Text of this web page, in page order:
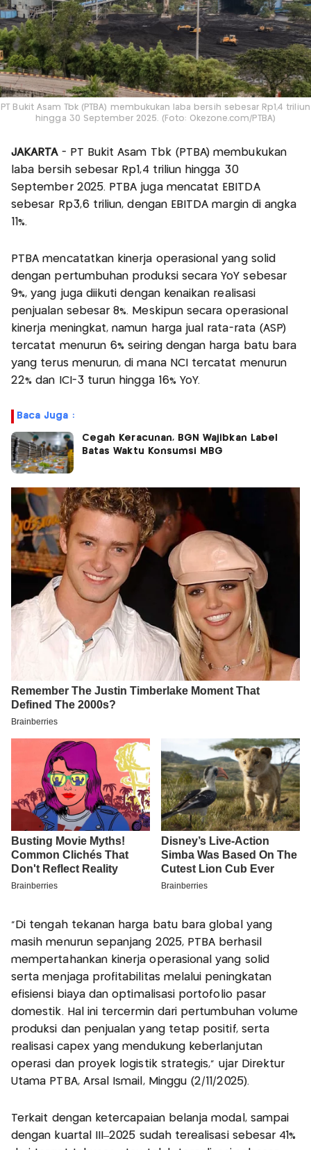
PT Bukit Asam Tbk (PTBA) membukukan laba bersih sebesar Rp1,4 triliun
hingga 30 September 2025. (Foto: Okezone.com/PTBA)
JAKARTA - PT Bukit Asam Tbk (PTBA) membukukan
laba bersih sebesar Rp1,4 triliun hingga 30
September 2025. PTBA juga mencatat EBITDA
sebesar Rp3,6 triliun, dengan EBITDA margin di angka
11%.
PTBA mencatatkan kinerja operasional yang solid
dengan pertumbuhan produksi secara YoY sebesar
9%, yang juga diikuti dengan kenaikan realisasi
penjualan sebesar 8%. Meskipun secara operasional
kinerja meningkat, namun harga jual rata-rata (ASP)
tercatat menurun 6% seiring dengan harga batu bara
yang terus menurun, di mana NCI tercatat menurun
22% dan ICI-3 turun hingga 16% YoY.
Baca Juga :
Cegah Keracunan, BGN Wajibkan Label
Batas Waktu Konsumsi MBG
“Di tengah tekanan harga batu bara global yang
masih menurun sepanjang 2025, PTBA berhasil
mempertahankan kinerja operasional yang solid
serta menjaga profitabilitas melalui peningkatan
efisiensi biaya dan optimalisasi portofolio pasar
domestik. Hal ini tercermin dari pertumbuhan volume
produksi dan penjualan yang tetap positif, serta
realisasi capex yang mendukung keberlanjutan
operasi dan proyek logistik strategis,” ujar Direktur
Utama PTBA, Arsal Ismail, Minggu (2/11/2025).
Terkait dengan ketercapaian belanja modal, sampai
dengan kuartal III–2025 sudah terealisasi sebesar 41%